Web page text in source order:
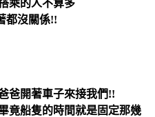
乘的人不算多
都沒關係!!
爸開著車子來接我們!!
竟船隻的時間就是固定那幾